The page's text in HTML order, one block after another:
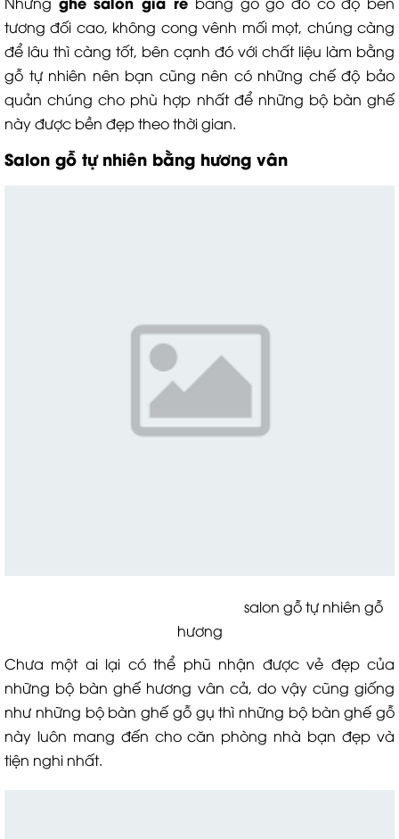
tương đối cao, không cong vênh mối mọt, chúng càng
để lâu thì càng tốt, bên cạnh đó với chất liệu làm bằng
gỗ tự nhiên nên bạn cũng nên có những chế độ bảo
quản chúng cho phù hợp nhất để những bộ bàn ghế
này được bền đẹp theo thời gian.
Salon gỗ tự nhiên bằng hương vân
salon gỗ tự nhiên gỗ
hương
Chưa một ai lại có thể phũ nhận được vẻ đẹp của
những bộ bàn ghế hương vân cả, do vậy cũng giống
như những bộ bàn ghế gỗ gụ thì những bộ bàn ghế gỗ
này luôn mang đến cho căn phòng nhà bạn đẹp và
tiện nghi nhất.